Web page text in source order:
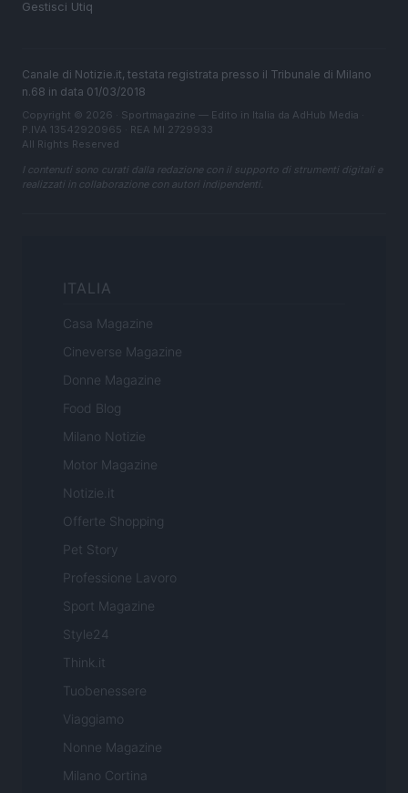
Gestisci Utiq
Canale di Notizie.it, testata registrata presso il Tribunale di Milano
n.68 in data 01/03/2018
Copyright © 2026 · Sportmagazine — Edito in Italia da AdHub Media
P.IVA 13542920965 · REA MI 2729933
All Rights Reserved
I contenuti sono curati dalla redazione con il supporto di strumenti digitali e
realizzati in collaborazione con autori indipendenti.
ITALIA
Casa Magazine
Cineverse Magazine
Donne Magazine
Food Blog
Milano Notizie
Motor Magazine
Notizie.it
Offerte Shopping
Pet Story
Professione Lavoro
Sport Magazine
Style24
Think.it
Tuobenessere
Viaggiamo
Nonne Magazine
Milano Cortina